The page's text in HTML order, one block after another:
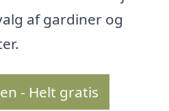
af gardiner og
- Helt gratis